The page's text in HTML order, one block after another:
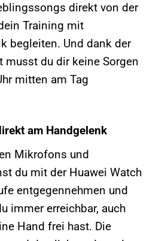
direkt von der
Training mit
begleiten. Und dank der
musst du dir keine Sorgen
mitten am Tag
am Handgelenk
Mikrofons und
du mit der Huawei Watch
entgegennehmen und
immer erreichbar, auch
Hand frei hast. Die